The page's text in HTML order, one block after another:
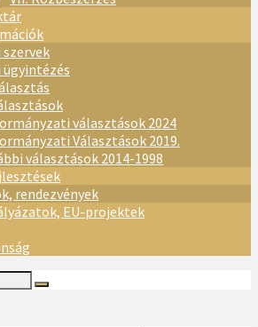
ügyintézés
választások 2024
Választások 2019.
választások 2014-1998
rendezvények
EU-projektek